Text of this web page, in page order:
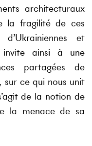
architecturaux
la fragilité de ces
et
ainsi à une
partagées de
sur ce qui nous unit
de la notion de
la menace de sa